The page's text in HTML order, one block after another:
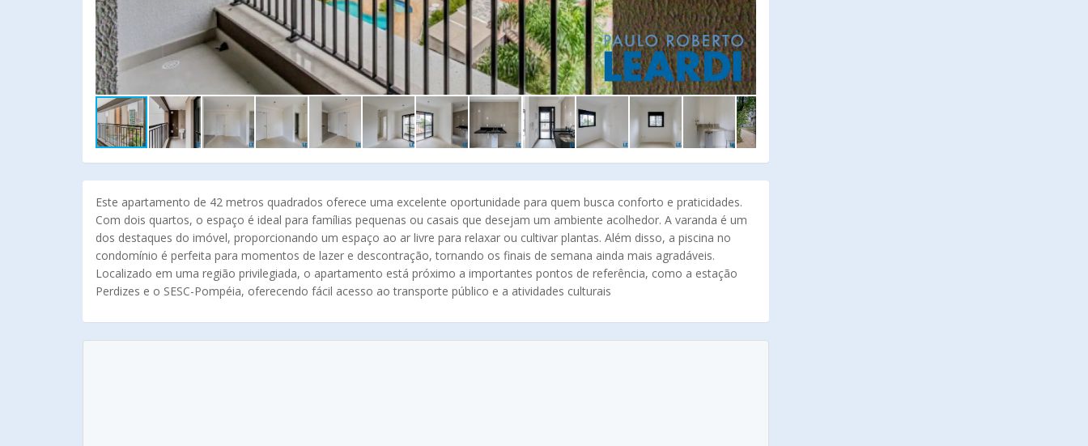
Este apartamento de 42 metros quadrados oferece uma excelente oportunidade para quem busca conforto e praticidades.
Com dois quartos, o espaço é ideal para famílias pequenas ou casais que desejam um ambiente acolhedor. A varanda é um
dos destaques do imóvel, proporcionando um espaço ao ar livre para relaxar ou cultivar plantas. Além disso, a piscina no
condomínio é perfeita para momentos de lazer e descontração, tornando os finais de semana ainda mais agradáveis.
Localizado em uma região privilegiada, o apartamento está próximo a importantes pontos de referência, como a estação
Perdizes e o SESC-Pompéia, oferecendo fácil acesso ao transporte público e a atividades culturais